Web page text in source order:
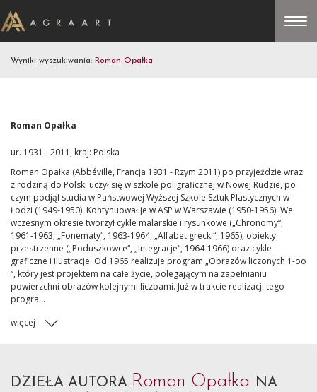
Wyniki wyszukiwania: Roman Opałka
Roman Opałka
ur. 1931 - 2011, kraj: Polska
Roman Opałka (Abbéville, Francja 1931 - Rzym 2011) po przyjeździe wraz
z rodziną do Polski uczył się w szkole poligraficznej w Nowej Rudzie, po
czym podjął studia w Państwowej Wyższej Szkole Sztuk Plastycznych w
Łodzi (1949-1950). Kontynuował je w ASP w Warszawie (1950-1956). We
wczesnym okresie tworzył cykle malarskie i rysunkowe („Chronomy“,
1961-1963, „Fonematy“, 1963-1964, „Alfabet grecki“, 1965), obiekty
przestrzenne („Poduszkowce“, „Integracje“, 1964-1966) oraz cykle
graficzne i ilustracje. Od 1965 realizuje program „Obrazów liczonych 1-oo
“, który jest projektem na całe życie, polegającym na zapełnianiu
powierzchni obrazów kolejnymi liczbami. Już w trakcie realizacji tego
progra...
więcej
DZIEŁA AUTORA Roman Opałka NA